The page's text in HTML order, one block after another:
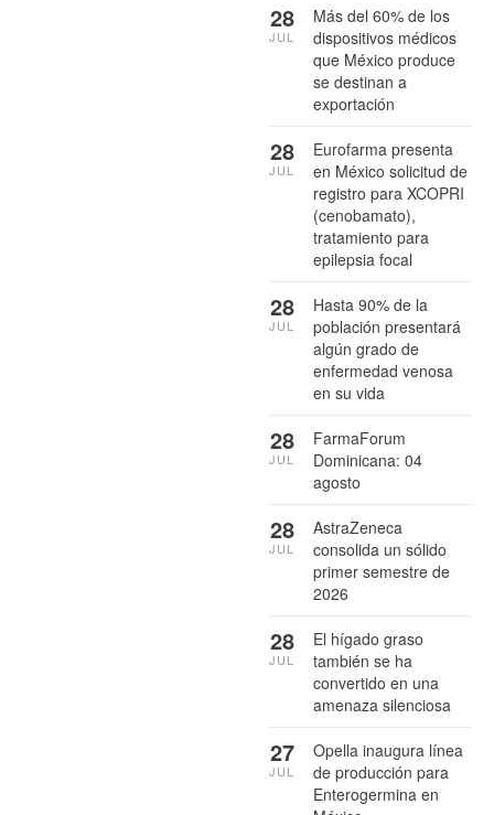
Más del 60% de los
dispositivos médicos
que México produce
se destinan a
exportación
28
JUL
Eurofarma presenta
en México solicitud de
registro para XCOPRI
(cenobamato),
tratamiento para
epilepsia focal
28
JUL
Hasta 90% de la
población presentará
algún grado de
enfermedad venosa
en su vida
28
JUL
FarmaForum
Dominicana: 04
agosto
28
JUL
AstraZeneca
consolida un sólido
primer semestre de
2026
28
JUL
El hígado graso
también se ha
convertido en una
amenaza silenciosa
28
JUL
Opella inaugura línea
de producción para
Enterogermina en
27
JUL